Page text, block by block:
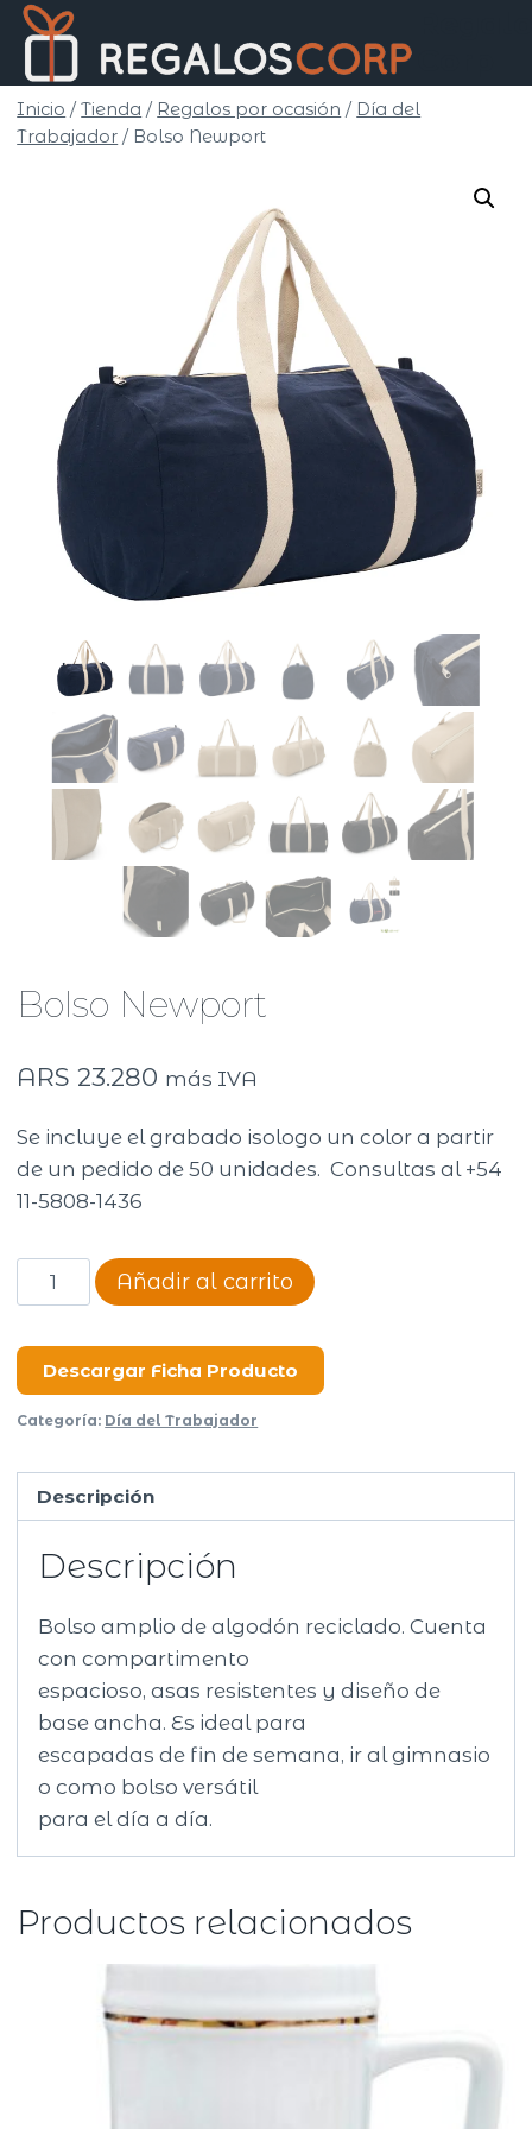
Saltar
contenido
Inicio / Tienda / Regalos por ocasión / Día del
Trabajador / Bolso Newport
Bolso Newport
ARS 23.280 más IVA
Se incluye el grabado isologo un color a partir
de un pedido de 50 unidades. Consultas al +54
11-5808-1436
Bolso
Newport
Añadir al carrito
Descargar Ficha Producto
Categoría: Día del Trabajador
Descripción
Descripción
Bolso amplio de algodón reciclado. Cuenta
con compartimento
espacioso, asas resistentes y diseño de
base ancha. Es ideal para
escapadas de fin de semana, ir al gimnasio
o como bolso versátil
para el día a día.
Productos relacionados